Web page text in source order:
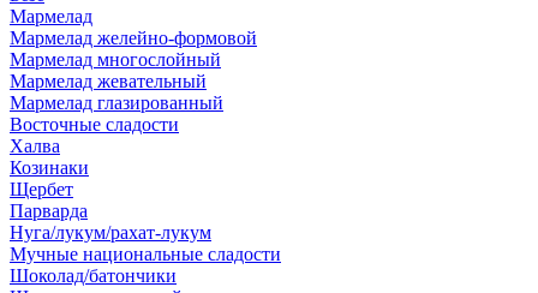
Мармелад
Мармелад желейно-формовой
Мармелад многослойный
Мармелад жевательный
Мармелад глазированный
Восточные сладости
Халва
Козинаки
Щербет
Парварда
Нуга/лукум/рахат-лукум
Мучные национальные сладости
Шоколад/батончики